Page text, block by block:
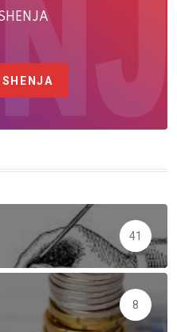
SHENJA
41
8